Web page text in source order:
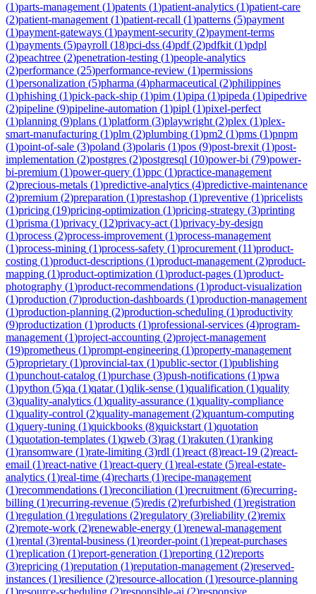
(1)parts-management (1)patents (1)patient-analytics (1)patient-care
(2)patient-management (1)patient-recall (1)patterns (5)payment
(1)payment-gateways (1)payment-security (2)payment-terms
(1)payments (5)payroll (18)pci-dss (4)pdf(2)pdfkit (1)pdpl
(2)peachtree (2)penetration-testing (1)people-analytics
(2)performance (25)performance-review (1)permissions
(1)personalization (5)pharma (4)pharmaceutical (2)philippines
(1)phishing (1)pick-pack-ship (1)pim (1)pipa (1)pipeda (1)pipedrive
(2)pipeline (9)pipeline-automation (1)pipl (1)pixel-perfect
(1)planning (9)plans (1)platform (3)playwright (2)plex (1)plex-
smart-manufacturing (1)plm (2)plumbing (1)pm2 (1)pms (1)pnpm
(1)point-of-sale (3)poland (3)polaris (1)pos (9)post-brexit (1)post-
implementation (2)postgres (2)postgresql (10)power-bi (79)power-
bi-premium (1)power-query (1)ppc (1)practice-management
(2)precious-metals (1)predictive-analytics (4)predictive-maintenance
(2)premium (2)preparation (1)prestashop (1)preventive (1)pricelists
(1)pricing (19)pricing-optimization (1)pricing-strategy (3)printing
(1)prisma (1)privacy (12)privacy-act (1)privacy-by-design
(1)process (2)process-improvement (1)process-management
(1)process-mining (1)process-safety (1)procurement (11)product-
costing (1)product-descriptions (1)product-management (2)product-
mapping (1)product-optimization (1)product-pages (1)product-
photography (1)product-recommendations (1)product-visualization
(1)production (7)production-dashboards (1)production-management
(1)production-planning (2)production-scheduling (1)productivity
(9)productization (1)products (1)professional-services (4)program-
management (1)project-accounting (2)project-management
(19)prometheus (1)prompt-engineering (1)property-management
(5)proprietary (1)provincial-tax (1)public-sector(1)publishing
(1)punchout-catalog (1)purchase (3)push-notifications (1)pwa
(1)python (5)qa (1)qatar(1)qlik-sense (1)qualification (1)quality
(3)quality-analytics (1)quality-assurance (1)quality-compliance
(1)quality-control (2)quality-management (2)quantum-computing
(1)query-tuning (1)quickbooks (8)quickstart (1)quotation
(1)quotation-templates (1)qweb (3)rag (1)rakuten (1)ranking
(1)ransomware (1)rate-limiting (3)rdl (1)react (8)react-19 (2)react-
email (1)react-native (1)react-query (1)real-estate (5)real-estate-
analytics (1)real-time (4)recharts (1)recipe-management
(1)recommendations (1)reconciliation (1)recruitment (6)recurring-
billing (1)recurring-revenue (5)redis (2)refurbished (1)registration
(1)regulation (1)regulations (2)regulatory (3)reliability (2)remix
(2)remote-work (2)renewable-energy (1)renewal-management
(1)rental (3)rental-business (1)reorder-point (1)repeat-purchases
(1)replication (1)report-generation (1)reporting (12)reports
(3)repricing (1)reputation (1)reputation-management (2)reserved-
instances (1)resilience (2)resource-allocation (1)resource-planning
(1)resource-scheduling (2)responsible-ai (2)responsive